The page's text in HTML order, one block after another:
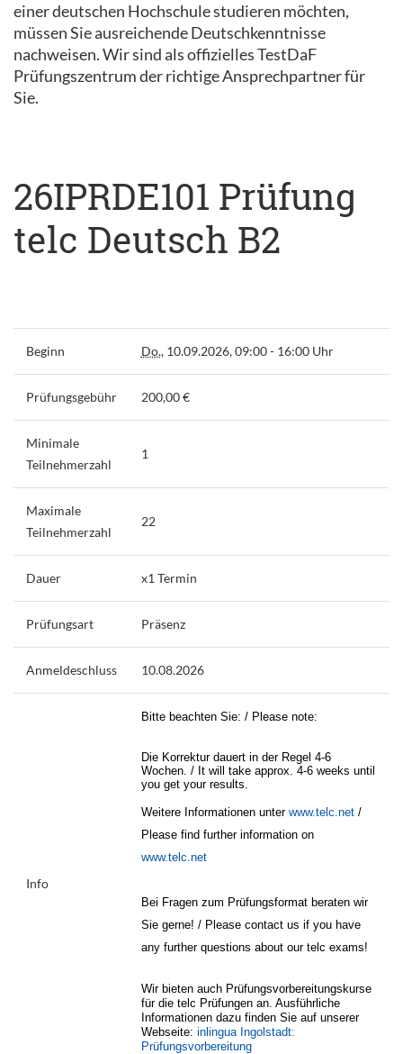
einer deutschen Hochschule studieren möchten,
müssen Sie ausreichende Deutschkenntnisse
nachweisen. Wir sind als offizielles TestDaF
Prüfungszentrum der richtige Ansprechpartner für
Sie.
26IPRDE101 Prüfung
telc Deutsch B2
Beginn Do., 10.09.2026, 09:00 - 16:00 Uhr
Prüfungsgebühr 200,00 €
Minimale
Teilnehmerzahl
1
Maximale
Teilnehmerzahl
22
Dauer x1 Termin
Prüfungsart Präsenz
Anmeldeschluss 10.08.2026
Info
Bitte beachten Sie: / Please note:
Die Korrektur dauert in der Regel 4-6
Wochen. / It will take approx. 4-6 weeks until
you get your results.
Weitere Informationen unter www.telc.net/
Please find further information on
www.telc.net
Bei Fragen zum Prüfungsformat beraten wir
Sie gerne! / Please contact us if you have
any further questions about our telc exams!
Wir bieten auch Prüfungsvorbereitungskurse
für die telc Prüfungen an. Ausführliche
Informationen dazu finden Sie auf unserer
Webseite: inlingua Ingolstadt:
Prüfungsvorbereitung